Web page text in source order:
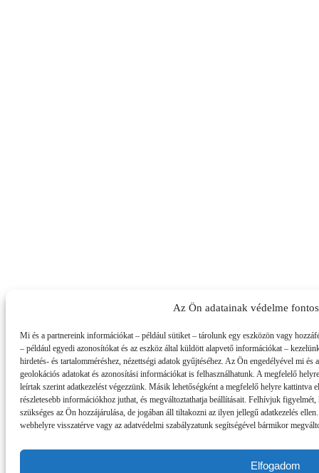
Az Ön adatainak védelme
Mi és a partnereink információkat – például sütiket – tárolunk egy eszközön vagy
– például egyedi azonosítókat és az eszköz által küldött alapvető információkat –
hirdetés- és tartalomméréshez, nézettségi adatok gyűjtéséhez. Az Ön engedélyével mi
geolokációs adatokat és azonosítási információkat is felhasználhatunk. A megfelelő
leírtak szerint adatkezelést végezzünk. Másik lehetőségként a megfelelő helyre kattintva
részletesebb információkhoz juthat, és megváltoztathatja beállításait. Felhívjuk
szükséges az Ön hozzájárulása, de jogában áll tiltakozni az ilyen jellegű adatkezelés
webhelyre visszatérve vagy az adatvédelmi szabályzatunk segítségével bármikor
Elfogadom